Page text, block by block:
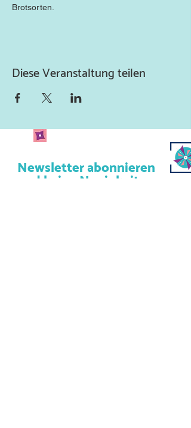
Brotsorten.
Diese Veranstaltung teilen
Newsletter abonnieren
und keine Neuigkeiten